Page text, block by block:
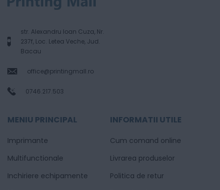
str. Alexandru Ioan Cuza, Nr.
237f, Loc. Letea Veche, Jud.
Bacau
office@printingmall.ro
0746.217.503
MENIU PRINCIPAL
Imprimante
Multifunctionale
Inchiriere echipamente
INFORMATII UTILE
Cum comand online
Livrarea produselor
Politica de retur